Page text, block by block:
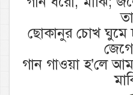
ছোকানুর চোখ
গান গাওয়া হ’লে